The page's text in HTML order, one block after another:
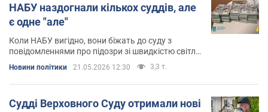
НАБУ наздогнали кількох суддів, але
є одне "але"
Коли НАБУ вигідно, вони біжать до суду з
повідомленнями про підозри зі швидкістю світла,
навіть якщо доказова база тримається на
чесному слові та припущеннях
Новини політики 21.05.2026 12:30 3,3 т.
Судді Верховного Суду отримали нові